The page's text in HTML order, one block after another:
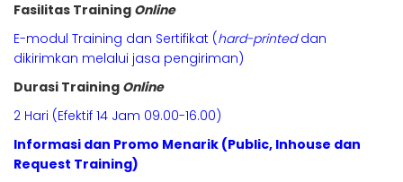
Fasilitas Training Online
E-modul Training dan Sertifikat (hard-printeddan
dikirimkan melalui jasa pengiriman)
Durasi Training Online
2 Hari (Efektif 14 Jam 09.00-16.00)
Informasi dan Promo Menarik (Public, Inhouse dan
Request Training)